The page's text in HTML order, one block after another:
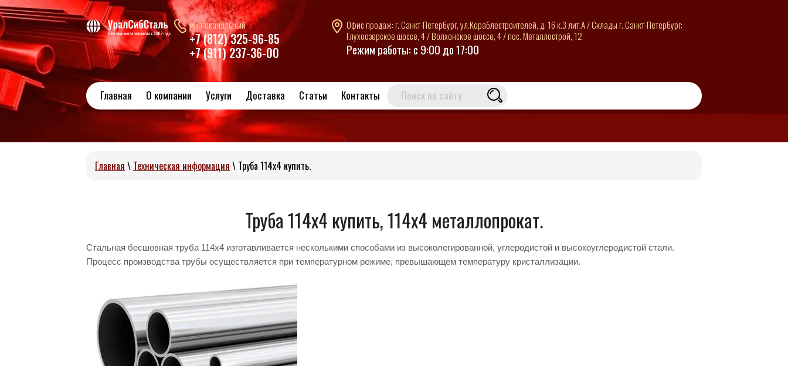
многоканальный
+7 (812) 325-96-85
+7 (911) 237-36-00
Офис продаж: г. Санкт-Петербург, ул.Кораблестроителей, д. 16 к.3 лит.А / Склады г. Санкт-Петербург:
Глухоозерское шоссе, 4 / Волхонское шоссе, 4 / пос. Металлострой, 12
Режим работы: с 9:00 до 17:00
Главная О компании Услуги Доставка Статьи Контакты
Главная \ Техническая информация \ Труба 114х4 купить.
Труба 114х4 купить, 114х4 металлопрокат.
Стальная бесшовная труба 114х4 изготавливается несколькими способами из высоколегированной, углеродистой и высокоуглеродистой стали.
Процесс производства трубы осуществляется при температурном режиме, превышающем температуру кристаллизации.